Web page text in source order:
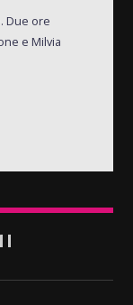
Due ore
e Milvia